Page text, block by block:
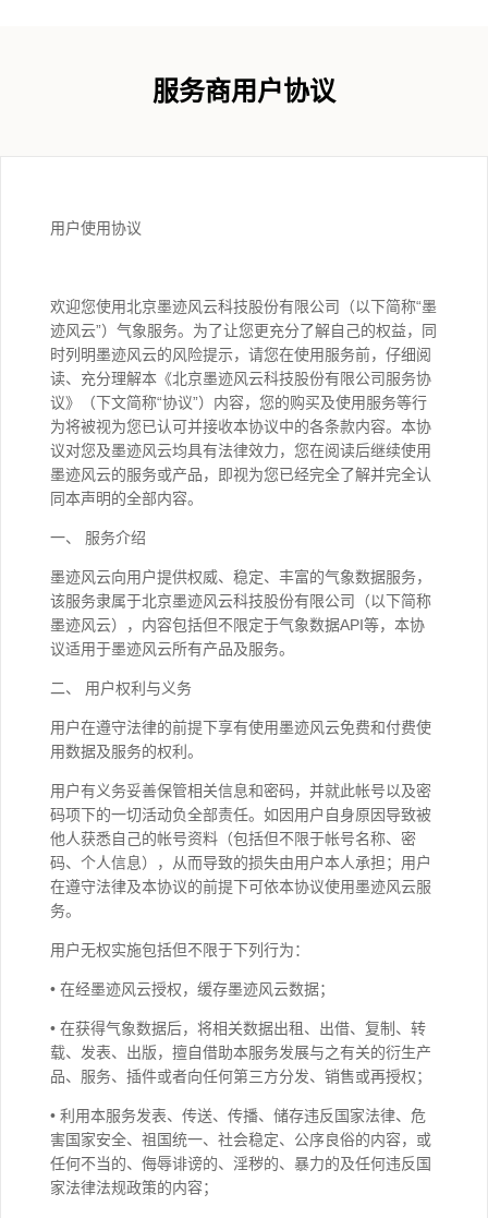
服务商用户协议
用户使用协议
欢迎您使用北京墨迹风云科技股份有限公司（以下简称“墨
迹风云”）气象服务。为了让您更充分了解自己的权益，同
时列明墨迹风云的风险提示，请您在使用服务前，仔细阅
读、充分理解本《北京墨迹风云科技股份有限公司服务协
议》（下文简称“协议”）内容，您的购买及使用服务等行
为将被视为您已认可并接收本协议中的各条款内容。本协
议对您及墨迹风云均具有法律效力，您在阅读后继续使用
墨迹风云的服务或产品，即视为您已经完全了解并完全认
同本声明的全部内容。
一、 服务介绍
墨迹风云向用户提供权威、稳定、丰富的气象数据服务，
该服务隶属于北京墨迹风云科技股份有限公司（以下简称
墨迹风云），内容包括但不限定于气象数据API等，本协
议适用于墨迹风云所有产品及服务。
二、 用户权利与义务
用户在遵守法律的前提下享有使用墨迹风云免费和付费使
用数据及服务的权利。
用户有义务妥善保管相关信息和密码，并就此帐号以及密
码项下的一切活动负全部责任。如因用户自身原因导致被
他人获悉自己的帐号资料（包括但不限于帐号名称、密
码、个人信息），从而导致的损失由用户本人承担；用户
在遵守法律及本协议的前提下可依本协议使用墨迹风云服
务。
用户无权实施包括但不限于下列行为：
• 在经墨迹风云授权，缓存墨迹风云数据；
• 在获得气象数据后，将相关数据出租、出借、复制、转
载、发表、出版，擅自借助本服务发展与之有关的衍生产
品、服务、插件或者向任何第三方分发、销售或再授权；
• 利用本服务发表、传送、传播、储存违反国家法律、危
害国家安全、祖国统一、社会稳定、公序良俗的内容，或
任何不当的、侮辱诽谤的、淫秽的、暴力的及任何违反国
家法律法规政策的内容；